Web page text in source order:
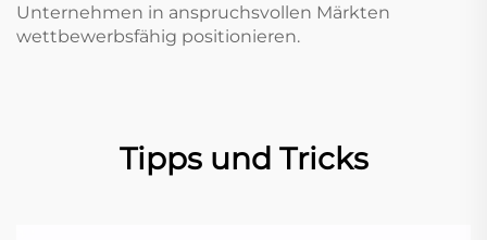
Unternehmen in anspruchsvollen Märkten
wettbewerbsfähig positionieren.
Tipps und Tricks